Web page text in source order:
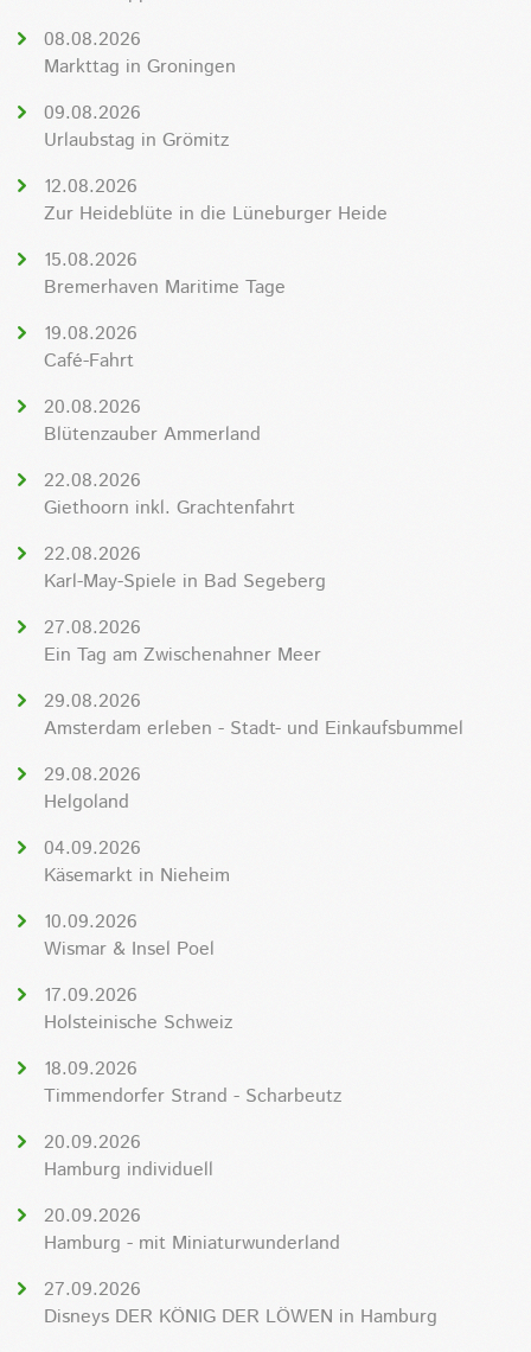
08.08.2026
Markttag in Groningen
09.08.2026
Urlaubstag in Grömitz
12.08.2026
Zur Heideblüte in die Lüneburger Heide
15.08.2026
Bremerhaven Maritime Tage
19.08.2026
Café-Fahrt
20.08.2026
Blütenzauber Ammerland
22.08.2026
Giethoorn inkl. Grachtenfahrt
22.08.2026
Karl-May-Spiele in Bad Segeberg
27.08.2026
Ein Tag am Zwischenahner Meer
29.08.2026
Amsterdam erleben - Stadt- und Einkaufsbummel
29.08.2026
Helgoland
04.09.2026
Käsemarkt in Nieheim
10.09.2026
Wismar & Insel Poel
17.09.2026
Holsteinische Schweiz
18.09.2026
Timmendorfer Strand - Scharbeutz
20.09.2026
Hamburg individuell
20.09.2026
Hamburg - mit Miniaturwunderland
27.09.2026
Disneys DER KÖNIG DER LÖWEN in Hamburg